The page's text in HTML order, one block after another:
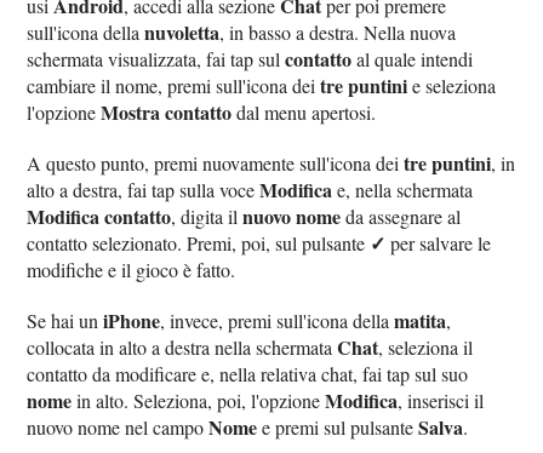
usiAndroid, accedi alla sezioneChatper poi premere
sull'icona dellanuvoletta, in basso a destra. Nella nuova
schermata visualizzata, fai tap sulcontattoal quale intendi
cambiare il nome, premi sull'icona deitre puntinie seleziona
l'opzioneMostra contattodal menu apertosi.
A questo punto, premi nuovamente sull'icona deitre puntini, in
alto a destra, fai tap sulla voceModificae, nella schermata
Modifica contatto, digita ilnuovo nomeda assegnare al
contatto selezionato. Premi, poi, sul pulsante ✓ per salvare le
modifiche e il gioco è fatto.
Se hai uniPhone, invece, premi sull'icona dellamatita,
collocata in alto a destra nella schermataChat, seleziona il
contatto da modificare e, nella relativa chat, fai tap sul suo
nomein alto. Seleziona, poi, l'opzioneModifica, inserisci il
nuovo nome nel campoNomee premi sul pulsanteSalva.